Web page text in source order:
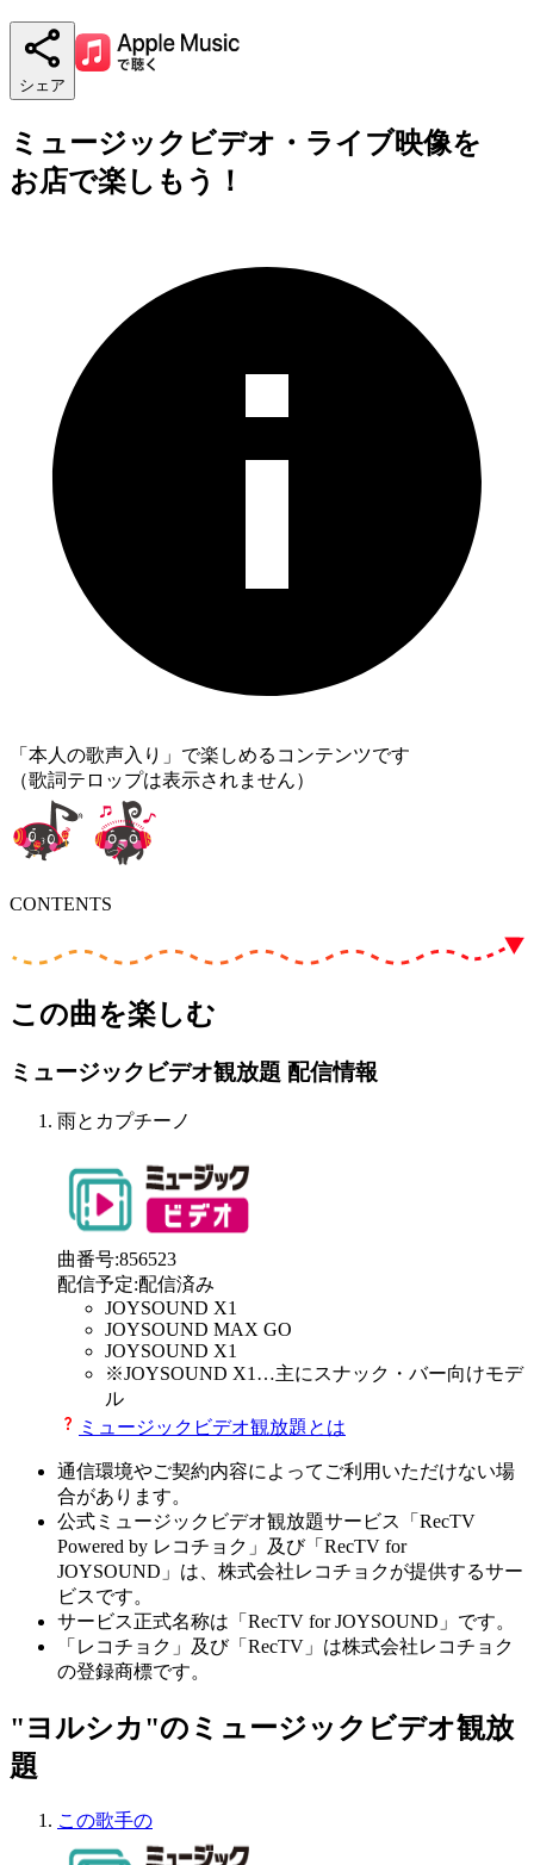
シェア
ミュージックビデオ・ライブ映像を
お店で楽しもう！
「本人の歌声入り」で楽しめるコンテンツです
（歌詞テロップは表示されません）
CONTENTS
この曲を楽しむ
ミュージックビデオ観放題 配信情報
雨とカプチーノ
曲番号:856523
配信予定:配信済み
JOYSOUND X1
JOYSOUND MAX GO
JOYSOUND X1
※JOYSOUND X1 …主にスナック・バー向けモデ
ル
ミュージックビデオ観放題とは
通信環境やご契約内容によってご利用いただけない場
合があります。
公式ミュージックビデオ観放題サービス「RecTV
Powered by レコチョク」及び「RecTV for
JOYSOUND」は、株式会社レコチョクが提供するサー
ビスです。
サービス正式名称は「RecTV for JOYSOUND」です。
「レコチョク」及び「RecTV」は株式会社レコチョク
の登録商標です。
"ヨルシカ"のミュージックビデオ観放
題
この歌手の